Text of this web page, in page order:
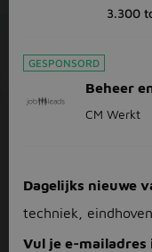
3.300
GESPONSORD
Beheer
CM Werkt
Dagelijks nieuwe
techniek,
Vul je e-mailadres